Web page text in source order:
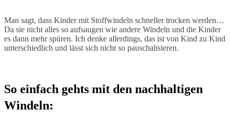
Man sagt, dass Kinder mit Stoffwindeln schneller trocken werden…
Da sie nicht alles so aufsaugen wie andere Windeln und die Kinder
es dann mehr spüren. Ich denke allerdings, das ist von Kind zu Kind
unterschiedlich und lässt sich nicht so pauschalisieren.
So einfach gehts mit den nachhaltigen
Windeln: